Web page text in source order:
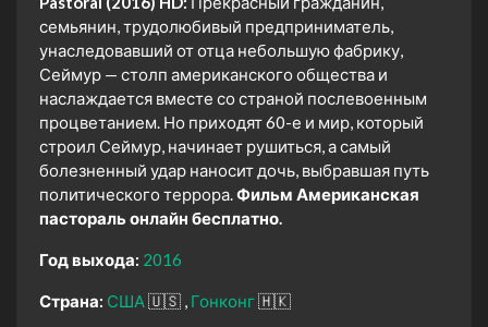
семьянин, трудолюбивый предприниматель,
унаследовавший от отца небольшую фабрику,
Сеймур — столп американского общества и
наслаждается вместе со страной послевоенным
процветанием. Но приходят 60-е и мир, который
строил Сеймур, начинает рушиться, а самый
болезненный удар наносит дочь, выбравшая путь
политического террора.Фильм Американская
пастораль онлайн бесплатно.
Год выхода: 2016
Страна: США🇺🇸 Гонконг🇭🇰